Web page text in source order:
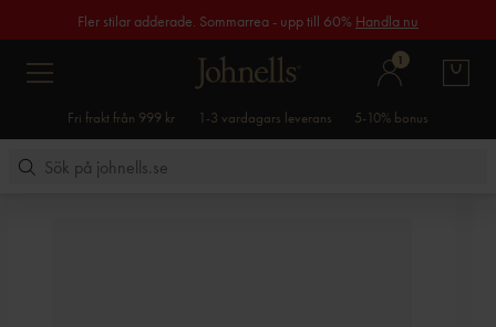
Fler stilar adderade. Sommarrea - upp till 60% Handla nu
1
Fri frakt från 999 kr 1-3 vardagars leverans 5-10% bonus